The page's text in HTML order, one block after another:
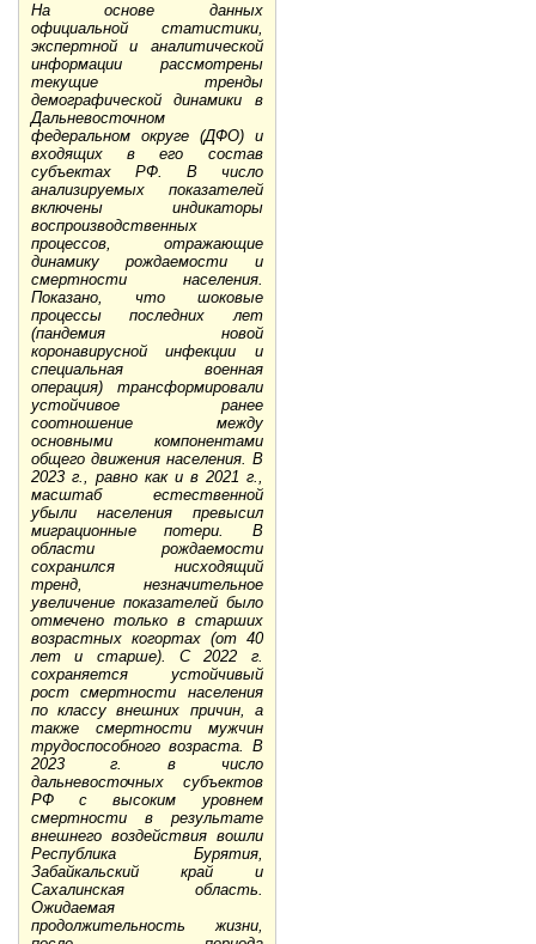
На основе данных
официальной статистики,
экспертной и аналитической
информации рассмотрены
текущие тренды
демографической динамики в
Дальневосточном
федеральном округе (ДФО) и
входящих в его состав
субъектах РФ. В число
анализируемых показателей
включены индикаторы
воспроизводственных
процессов, отражающие
динамику рождаемости и
смертности населения.
Показано, что шоковые
процессы последних лет
(пандемия новой
коронавирусной инфекции и
специальная военная
операция) трансформировали
устойчивое ранее
соотношение между
основными компонентами
общего движения населения. В
2023 г., равно как и в 2021 г.,
масштаб естественной
убыли населения превысил
миграционные потери. В
области рождаемости
сохранился нисходящий
тренд, незначительное
увеличение показателей было
отмечено только в старших
возрастных когортах (от 40
лет и старше). С 2022 г.
сохраняется устойчивый
рост смертности населения
по классу внешних причин, а
также смертности мужчин
трудоспособного возраста. В
2023 г. в число
дальневосточных субъектов
РФ с высоким уровнем
смертности в результате
внешнего воздействия вошли
Республика Бурятия,
Забайкальский край и
Сахалинская область.
Ожидаемая
продолжительность жизни,